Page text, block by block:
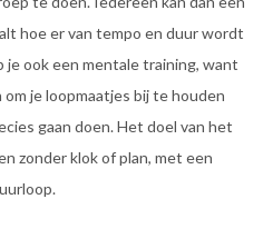
hoe er van tempo en duur wordt
je ook een mentale training, want
je loopmaatjes bij te houden
gaan doen. Het doel van het
zonder klok of plan, met een